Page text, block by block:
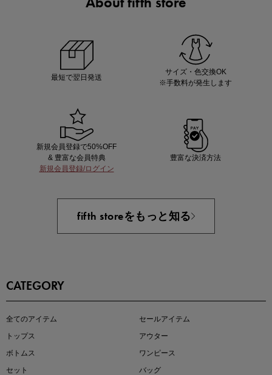
即戦力アイテム続々対象
最短で翌日発送
サイズ・色交換OK
※手数料が発生します
新規会員登録で50%OFF
& 豊富な会員特典
新規会員登録/ログイン
豊富な決済方法
fifth storeをもっと知る
CATEGORY
全てのアイテム
セールアイテム
トップス
アウター
ボトムス
ワンピース
セット
バッグ